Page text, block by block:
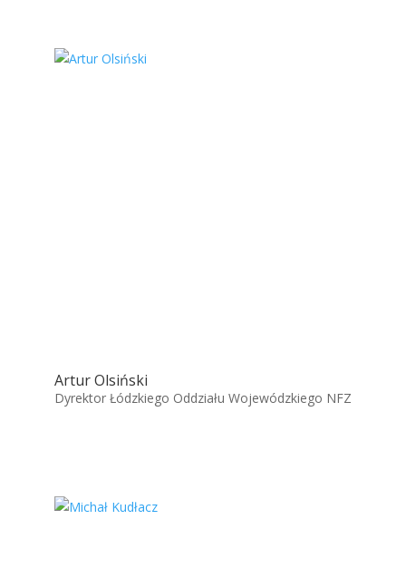
Artur Olsiński
Dyrektor Łódzkiego Oddziału Wojewódzkiego NFZ